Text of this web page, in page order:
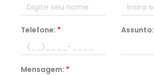
Telefone: * Assunto:
Mensagem: *